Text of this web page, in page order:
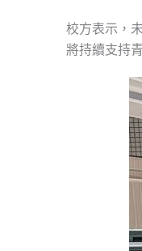
校方表示，
將持續支持